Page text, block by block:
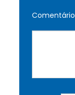
Comentário